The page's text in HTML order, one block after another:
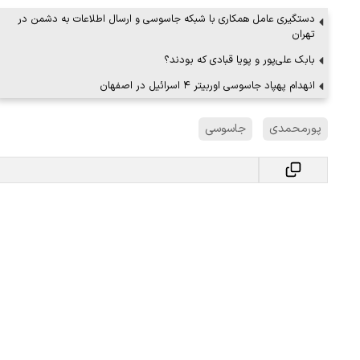
دستگیری عامل همکاری با شبکه جاسوسی و ارسال اطلاعات به دشمن در
تهران
بابک علی‌پور و پویا قبادی که بودند؟
انهدام پهپاد جاسوسی اوربیتر ۴ اسرائیل در اصفهان
پورمحمدی جاسوسی
ببینید| لحظه بمباران خیابان فردوسی در جنگ ۴۰
اعتراض روزنامه اطلاعات از حملات به
فردوسی‌پور / چرا می‌خواهید…